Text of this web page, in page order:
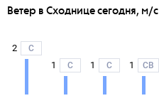
Ветер в Сходнице сегодня, м/с
2 С
1 С 1 С 1 СВ